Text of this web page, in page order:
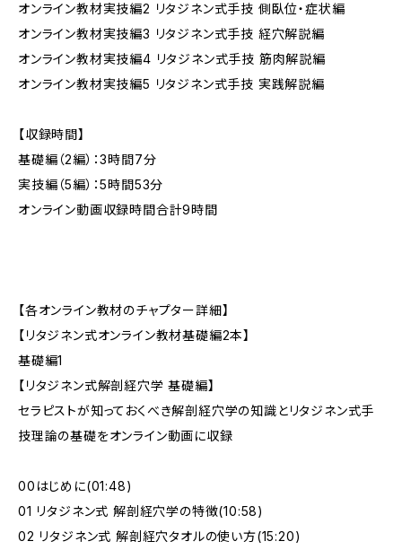
オンライン教材実技編2 リタジネン式手技 側臥位・症状編
オンライン教材実技編3 リタジネン式手技 経穴解説編
オンライン教材実技編4 リタジネン式手技 筋肉解説編
オンライン教材実技編5 リタジネン式手技 実践解説編
【収録時間】
基礎編（2編）：3時間7分
実技編（5編）：5時間53分
オンライン動画収録時間合計9時間
【各オンライン教材のチャプター詳細】
【リタジネン式オンライン教材基礎編2本】
基礎編1
【リタジネン式解剖経穴学 基礎編】
セラピストが知っておくべき解剖経穴学の知識とリタジネン式手
技理論の基礎をオンライン動画に収録
00はじめに(01:48)
01 リタジネン式 解剖経穴学の特徴(10:58)
02 リタジネン式 解剖経穴タオルの使い方(15:20)